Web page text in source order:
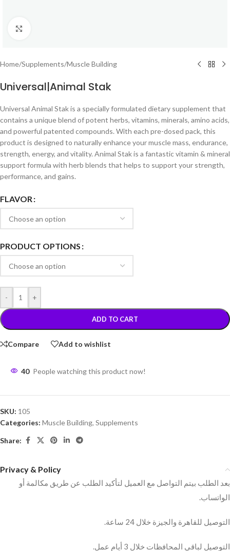
Home/Supplements/Muscle Building
Universal|Animal Stak
Universal Animal Stak is a specially formulated dietary supplement that
contains a unique blend of potent herbs, vitamins, minerals, amino acids,
and powerful patented compounds. With each pre-dosed pack, this
product is designed to naturally enhance your muscle mass, endurance,
strength, energy, and vitality. Animal Stak is a fantastic vitamin & mineral
support formula with herb blends that helps to support your strength,
performance, and gains.
FLAVOR
PRODUCT OPTIONS
- +
ADD TO CART
Compare Add to wishlist
40 People watching this product now!
SKU: 105
Categories: Muscle Building, Supplements
Share:
Privacy & Policy
بعد الطلب بيتم التواصل مع العميل لتأكيد الطلب عن طريق مكالمة أو
الواتساب.
التوصيل للقاهرة والجيزة خلال 24 ساعة.
التوصيل لباقي المحافظات خلال 3 أيام عمل.